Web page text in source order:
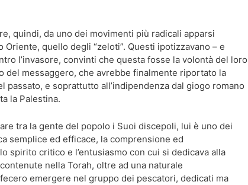
quindi, da uno dei movimenti più radicali apparsi
Oriente, quello degli “zeloti”. Questi ipotizzavano – e
l’invasore, convinti che questa fosse la volontà del loro
del messaggero, che avrebbe finalmente riportato la
passato, e soprattutto all’indipendenza dal giogo romano
la Palestina.
tra la gente del popolo i Suoi discepoli, lui è uno dei
semplice ed efficace, la comprensione ed
spirito critico e l’entusiasmo con cui si dedicava alla
nella Torah, oltre ad una naturale
emergere nel gruppo dei pescatori, dedicati ma